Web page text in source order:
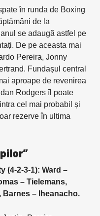
în runda de Boxing
de la
se adaugă astfel pe
De pe aceasta mai
Pereira, Jonny
Fundașul central
aproape de revenirea
Rodgers îl poate
cel mai probabil și
rezerve în ultima
(4-2-3-1): Ward –
– Tielemans,
Barnes – Iheanacho.